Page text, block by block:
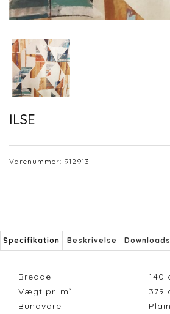
ILSE
Varenummer: 912913
Specifikation Beskrivelse Downloads
Bredde 140
Vægt pr. m²
379
Bundvare